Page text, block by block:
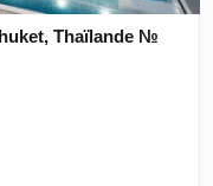
Thaïlande №